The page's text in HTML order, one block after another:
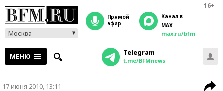
16+
Москва
прямой
эфир
Канал в
MAX
max.ru/bfm
МЕНЮ Telegram
t.me/BFMnews
17 июня 2010, 13:11